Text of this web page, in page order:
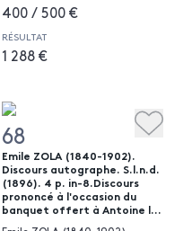
400 / 500 €
RÉSULTAT
1 288 €
68
Emile ZOLA (1840-1902).
Discours autographe. S.l.n.d.
(1896). 4 p. in-8.Discours
prononcé à l'occasion du
banquet offert à Antoine l...